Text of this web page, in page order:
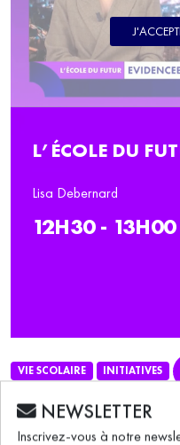
ÉMISSION DU
VIE SCOLAIRE INITIATIVES
L’ÉCOLE DU
Lisa Debernard
12H30 - 13H00
NEWSLETTER
Inscrivez-vous à notre